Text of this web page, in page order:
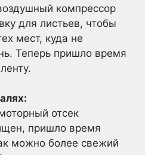
компрессор
для листьев, чтобы
мест, куда не
Теперь пришло время
отсек
пришло время
можно более свежий